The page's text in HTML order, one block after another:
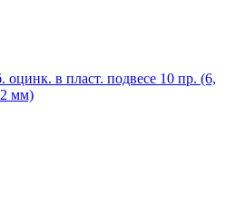
в пласт. подвесе 10 пр. (6,
мм)